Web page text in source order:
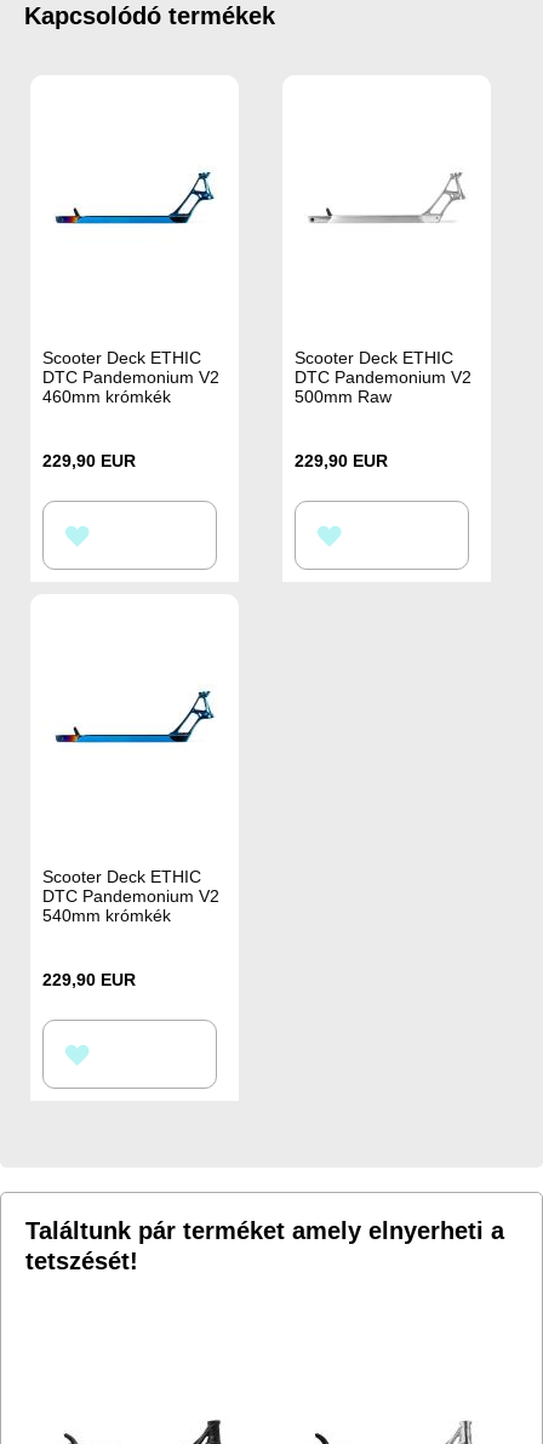
Kapcsolódó termékek
Scooter Deck ETHIC
DTC Pandemonium V2
460mm krómkék
229,90 EUR
A
Scooter Deck ETHIC
DTC Pandemonium V2
500mm Raw
229,90 EUR
A
Scooter Deck ETHIC
DTC Pandemonium V2
540mm krómkék
229,90 EUR
A
Találtunk pár terméket amely elnyerheti a
tetszését!